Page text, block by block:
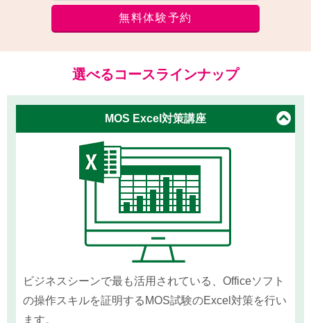
無料体験予約
選べるコースラインナップ
MOS Excel 対策講座
ビジネスシーンで最も活用されている、Officeソフト
の操作スキルを証明するMOS試験のExcel対策を行い
ます。